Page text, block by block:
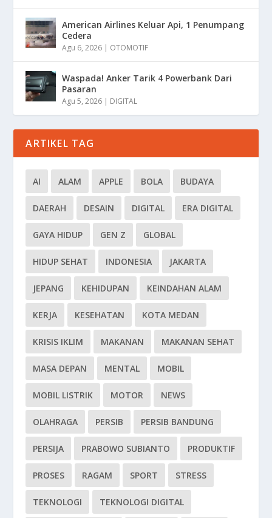
American Airlines Keluar Api, 1 Penumpang
Cedera
Agu 6, 2026 | OTOMOTIF
Waspada! Anker Tarik 4 Powerbank Dari
Pasaran
Agu 5, 2026 | DIGITAL
ARTIKEL TAG
AI ALAM APPLE BOLA BUDAYA
DAERAH DESAIN DIGITAL ERA DIGITAL
GAYA HIDUP GEN Z GLOBAL
HIDUP SEHAT INDONESIA JAKARTA
JEPANG KEHIDUPAN KEINDAHAN ALAM
KERJA KESEHATAN KOTA MEDAN
KRISIS IKLIM MAKANAN MAKANAN SEHAT
MASA DEPAN MENTAL MOBIL
MOBIL LISTRIK MOTOR NEWS
OLAHRAGA PERSIB PERSIB BANDUNG
PERSIJA PRABOWO SUBIANTO PRODUKTIF
PROSES RAGAM SPORT STRESS
TEKNOLOGI TEKNOLOGI DIGITAL